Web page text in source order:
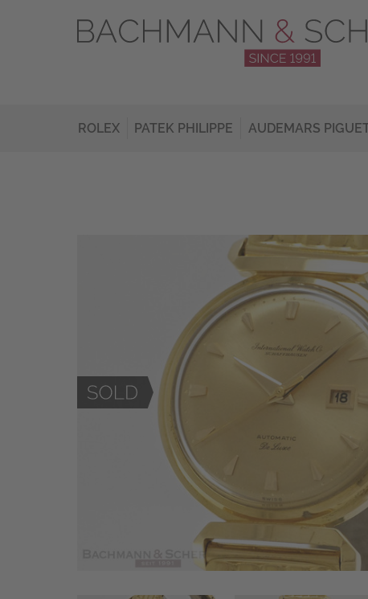
ROLEX PATEK PHILIPPE AUDEMARS